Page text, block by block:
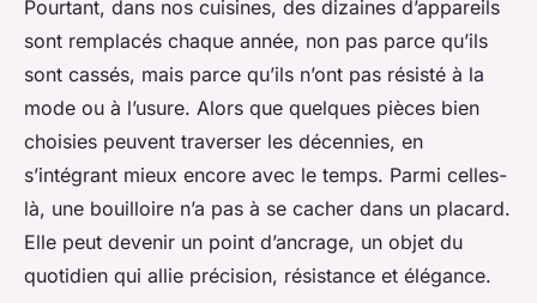
Pourtant, dans nos cuisines, des dizaines d’appareils
sont remplacés chaque année, non pas parce qu’ils
sont cassés, mais parce qu’ils n’ont pas résisté à la
mode ou à l’usure. Alors que quelques pièces bien
choisies peuvent traverser les décennies, en
s’intégrant mieux encore avec le temps. Parmi celles-
là, une bouilloire n’a pas à se cacher dans un placard.
Elle peut devenir un point d’ancrage, un objet du
quotidien qui allie précision, résistance et élégance.